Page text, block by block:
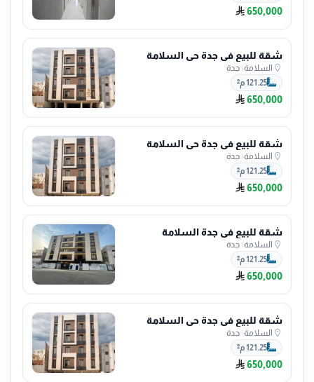
650,000
شقة للبيع في جدة حي السلامة
السلامة| جدة
121.25 م²
650,000
شقة للبيع في جدة حي السلامة
السلامة| جدة
121.25 م²
650,000
شقة للبيع في جدة السلامة
السلامة| جدة
121.25 م²
650,000
شقة للبيع في جدة حي السلامة
السلامة| جدة
121.25 م²
650,000